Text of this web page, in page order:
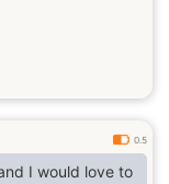
0.5
I would love to